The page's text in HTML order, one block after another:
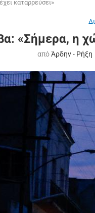
καταρρεύσει»
«Σήμερα, η
απόΆρδην - Ρήξη